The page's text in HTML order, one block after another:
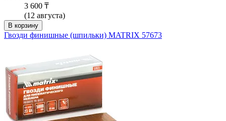
3 600 ₸
(12 августа)
В корзину
Гвозди финишные (шпильки) MATRIX 57673